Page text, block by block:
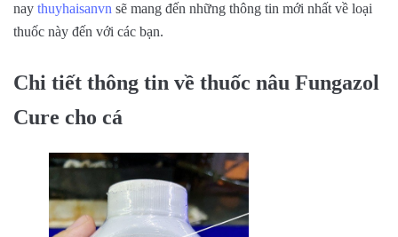
nay thuyhaisanvn sẽ mang đến những thông tin mới nhất về loại
thuốc này đến với các bạn.
Chi tiết thông tin về thuốc nâu Fungazol
Cure cho cá